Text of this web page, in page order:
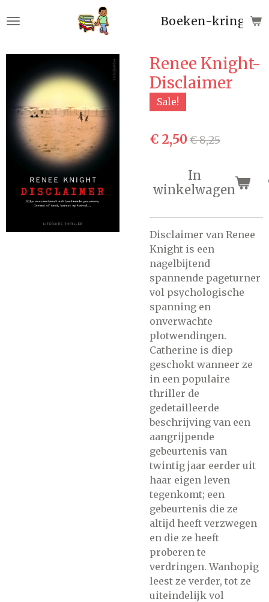
direct
de
hoofdinhoud
Boeken-
Renee Knight-
Disclaimer
Sale!
€ 2,50€ 8,25
In
winkelwagen
Disclaimer van Renee
Knight is een
nagelbijtend
spannende pageturner
vol psychologische
spanning en
onverwachte
plotwendingen.
Catherine is diep
geschokt wanneer ze
in een populaire
thriller de
gedetailleerde
beschrijving van een
aangrijpende
gebeurtenis van
twintig jaar eerder uit
haar eigen leven
tegenkomt; een
gebeurtenis die ze
altijd heeft verzwegen
en die ze heeft
proberen te
verdringen. Wanhopig
leest ze verder, tot ze
uiteindelijk vol